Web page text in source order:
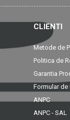
CLIENTI
Metode de
Politica de
Garantia
Formular de
ANPC
ANPC - SAL